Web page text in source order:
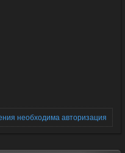
необходима авторизация